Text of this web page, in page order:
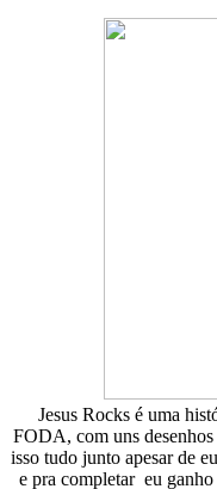
Jesus Rocks é uma
FODA, com uns
isso tudo junto apesar de
e pra completar eu